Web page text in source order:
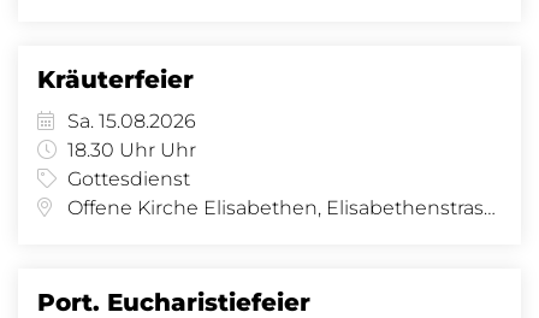
Kräuterfeier
Sa. 15.08.2026
18.30 Uhr Uhr
Gottesdienst
Offene Kirche Elisabethen, Elisabethenstrasse 14, Basel
Port. Eucharistiefeier